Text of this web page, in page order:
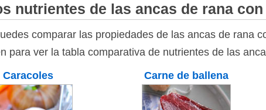
nutrientes de las ancas de rana
comparar las propiedades de las ancas de rana
para ver la tabla comparativa de nutrientes de las
Caracoles
Carne de ballena